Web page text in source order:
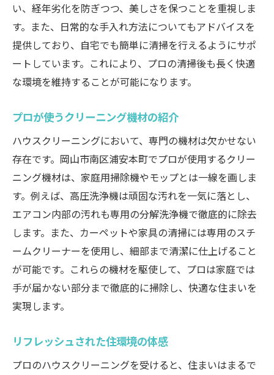
い、経年劣化を防ぎつつ、美しさを保つことを重視しま
す。また、日常的な手入れ方法についてもアドバイスを
提供しており、自宅でも簡単に清掃を行えるようにサポ
ートしています。これにより、プロの清掃後も長く快適
な環境を維持することが可能になります。
プロが使うクリーニング機材の紹介
ハウスクリーニングにおいて、専門の機材は欠かせない
存在です。岡山市南区浦安本町でプロが使用するクリー
ニング機材は、家庭用掃除機やモップとは一線を画しま
す。例えば、高圧洗浄機は頑固な汚れを一気に落とし、
エアコン内部の汚れも専用の分解洗浄機で徹底的に除去
します。また、カーペットや家具の清掃には専用のスチ
ームクリーナーを使用し、細部まで清潔に仕上げること
が可能です。これらの機材を駆使して、プロは家庭では
手が届かない部分まで徹底的に掃除し、快適な住まいを
実現します。
リフレッシュされた住環境の体感
プロのハウスクリーニングを受けると、住まいはまるで